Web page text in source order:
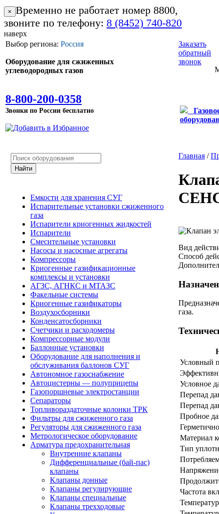
× Временно не работает номер 8800,
звоните по телефону: 8 (8452) 740-820
наверх
Выбор региона: Россия
Оборудование для сжиженных
углеводородных газов
8-800-200-0358
Звонки по России бесплатно
Заказать
обратный
звонок
Емкости для хранения СУГ
Испарительные установки сжиженного
газа
Испарители криогенных жидкостей
Испарители
Смесительные установки
Насосы и насосные агрегаты
Компрессоры
Криогенные газификационные
комплексы и установки
АГЗС, АГНКС и МТАЗС
Факельные системы
Криогенные газификаторы
Воздухосборники
Конденсатосборники
Счетчики и расходомеры
Компрессорные модули
Баллонные установки
Оборудование для наполнения и
обслуживания баллонов СУГ
Автономное газоснабжение
Автоцистерны — полуприцепы
Газопоршневые электростанции
Сепараторы
Топливораздаточные колонки ТРК
Фильтры для сжиженного газа
Регуляторы для сжиженного газа
Метрологическое оборудование
Арматура предохранительная
Внутренние клапаны
Дифференциальные (бай-пас)
клапаны
Клапаны донные
Клапаны регулирующие
Клапаны специальные
Клапаны трехходовые
Главная /
Вид
Способ
газа.
Условный
Условное
Перепад
Перепад
Пробное
Материал
Тип
Частота